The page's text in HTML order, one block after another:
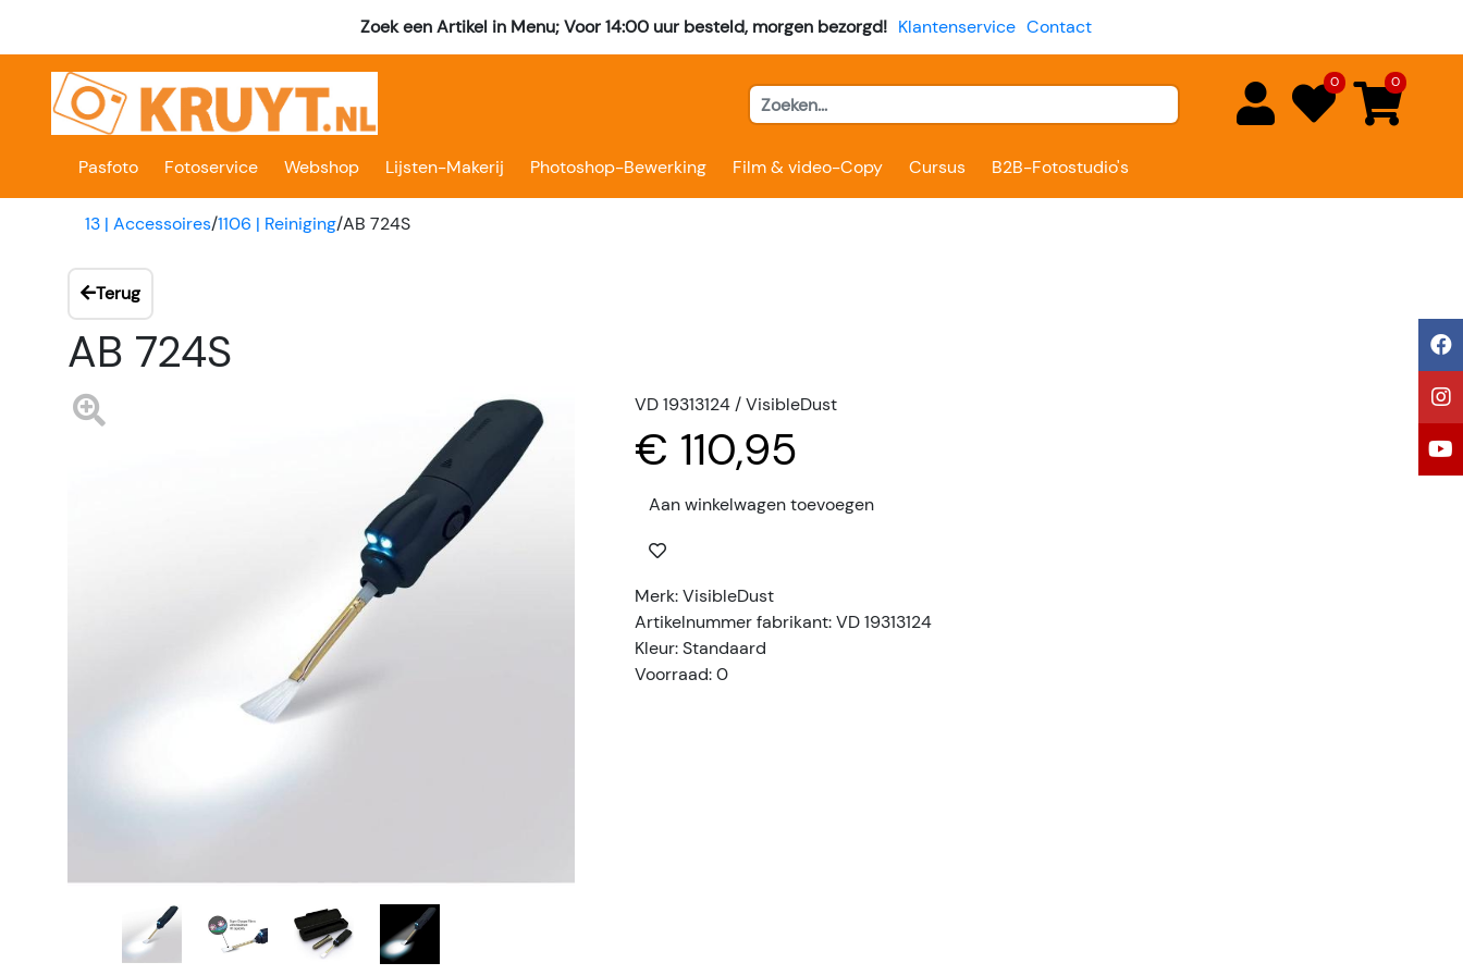
Zoek een Artikel in Menu; Voor 14:00 uur besteld, morgen bezorgd! Klantenservice Contact
0 0
Pasfoto Fotoservice Webshop Lijsten-Makerij Photoshop-Bewerking Film & video-Copy Cursus B2B-Fotostudio's
13 | Accessoires/1106 | Reiniging/AB 724S
Terug
AB 724S
VD 19313124 / VisibleDust
€ 110,95
Aan winkelwagen toevoegen
Merk: VisibleDust
Artikelnummer fabrikant: VD 19313124
Kleur: Standaard
Voorraad: 0